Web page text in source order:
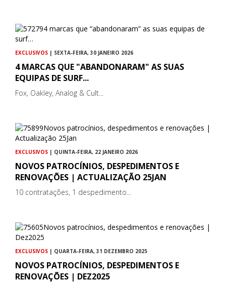
EXCLUSIVOS | SEXTA-FEIRA, 30 JANEIRO 2026
4 MARCAS QUE "ABANDONARAM" AS SUAS
EQUIPAS DE SURF...
Fox, Oakley, Analog & Cult...
EXCLUSIVOS | QUINTA-FEIRA, 22 JANEIRO 2026
NOVOS PATROCÍNIOS, DESPEDIMENTOS E
RENOVAÇÕES | ACTUALIZAÇÃO 25JAN
10 contratações, 1 despedimento...
EXCLUSIVOS | QUARTA-FEIRA, 31 DEZEMBRO 2025
NOVOS PATROCÍNIOS, DESPEDIMENTOS E
RENOVAÇÕES | DEZ2025